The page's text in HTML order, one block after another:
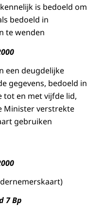
is bedoeld om
bedoeld in
te wenden
een deugdelijke
gegevens, bedoeld in
tot en met vijfde lid,
Minister verstrekte
gebruiken
7 Bp